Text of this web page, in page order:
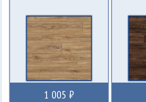
1 005 ₽